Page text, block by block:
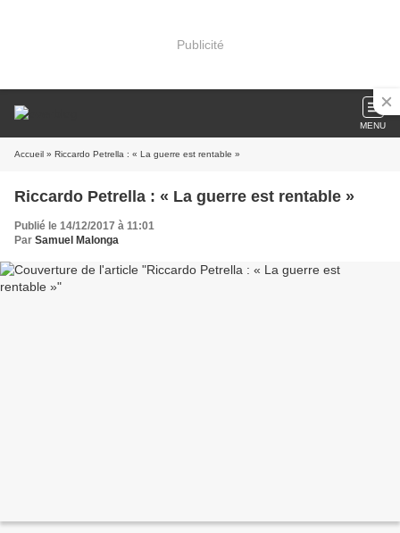
Publicité
MENU
Accueil » Riccardo Petrella : « La guerre est rentable »
Riccardo Petrella : « La guerre est rentable »
Publié le 14/12/2017 à 11:01
Par Samuel Malonga